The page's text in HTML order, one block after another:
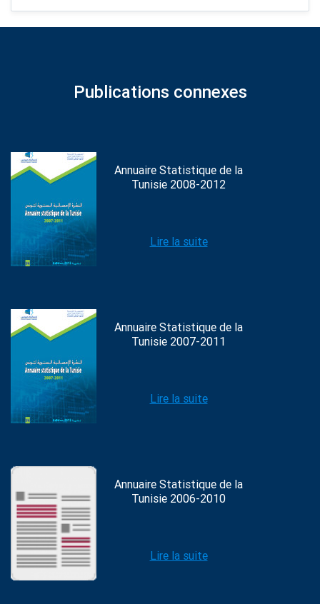
Publications connexes
Annuaire Statistique de la
Tunisie 2008-2012
Lire la suite
Annuaire Statistique de la
Tunisie 2007-2011
Lire la suite
Annuaire Statistique de la
Tunisie 2006-2010
Lire la suite